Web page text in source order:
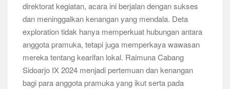
direktorat kegiatan, acara ini berjalan dengan sukses
dan meninggalkan kenangan yang mendala. Deta
exploration tidak hanya memperkuat hubungan antara
anggota pramuka, tetapi juga memperkaya wawasan
mereka tentang kearifan lokal. Raimuna Cabang
Sidoarjo IX 2024 menjadi pertemuan dan kenangan
bagi para anggota pramuka yang ikut serta pada